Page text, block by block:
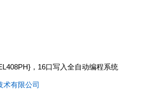
，16口写入全自动编程系统
术有限公司